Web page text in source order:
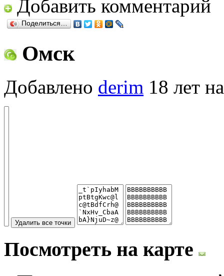
Добавить комментарий
Поделиться…
Омск
Добавлено derim 18 лет
Посмотреть на карте